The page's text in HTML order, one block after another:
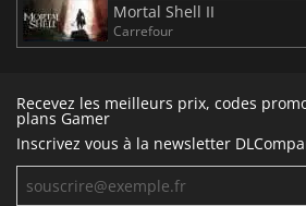
Mortal Shell II
Carrefour
Recevez les meilleurs prix, codes
plans Gamer
Inscrivez vous à la newsletter